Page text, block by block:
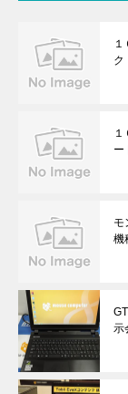
ク
ー
モ
機
示